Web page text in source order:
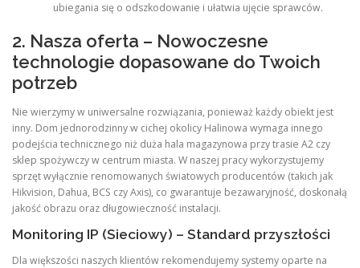
ubiegania się o odszkodowanie i ułatwia ujęcie sprawców.
2. Nasza oferta – Nowoczesne
technologie dopasowane do Twoich
potrzeb
Nie wierzymy w uniwersalne rozwiązania, ponieważ każdy obiekt jest
inny. Dom jednorodzinny w cichej okolicy Halinowa wymaga innego
podejścia technicznego niż duża hala magazynowa przy trasie A2 czy
sklep spożywczy w centrum miasta. W naszej pracy wykorzystujemy
sprzęt wyłącznie renomowanych światowych producentów (takich jak
Hikvision, Dahua, BCS czy Axis), co gwarantuje bezawaryjność, doskonałą
jakość obrazu oraz długowieczność instalacji.
Monitoring IP (Sieciowy) – Standard przyszłości
Dla większości naszych klientów rekomendujemy systemy oparte na